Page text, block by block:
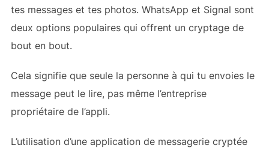
tes messages et tes photos. WhatsApp et Signal sont
deux options populaires qui offrent un cryptage de
bout en bout.
Cela signifie que seule la personne à qui tu envoies le
message peut le lire, pas même l’entreprise
propriétaire de l’appli.
L’utilisation d’une application de messagerie cryptée